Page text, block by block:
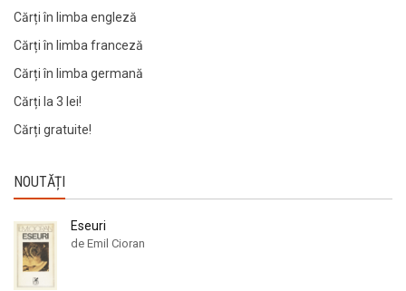
Cărți în limba engleză
Cărți în limba franceză
Cărți în limba germană
Cărți la 3 lei!
Cărți gratuite!
NOUTĂȚI
Eseuri
de Emil Cioran